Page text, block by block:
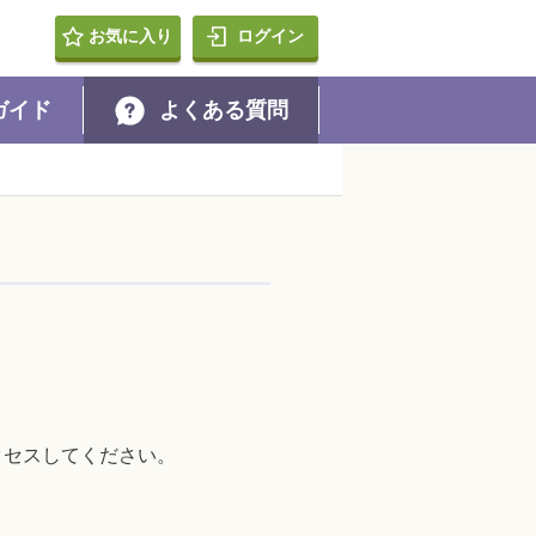
・Diners Club）・代引・あと払い・d払い・PayPay・
お気に入り ログイン
イド よくある質問
スしてください。